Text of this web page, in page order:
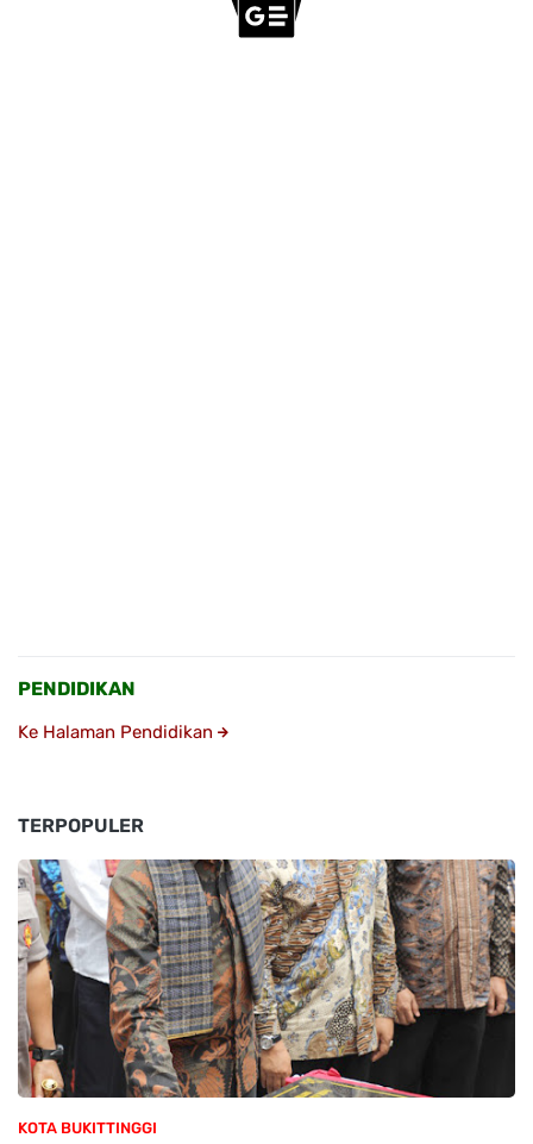
PENDIDIKAN
Ke Halaman Pendidikan
TERPOPULER
KOTA BUKITTINGGI